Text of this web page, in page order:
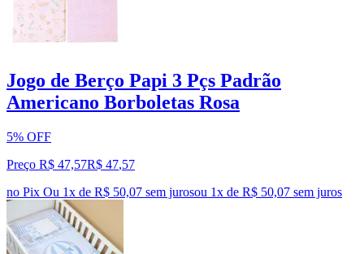
Jogo de Berço Papi 3 Pçs Padrão
Americano Borboletas Rosa
5% OFF
Preço R$ 47,57R$ 47,57
no Pix Ou 1x de R$ 50,07 sem jurosou 1x de R$ 50,07 sem juros